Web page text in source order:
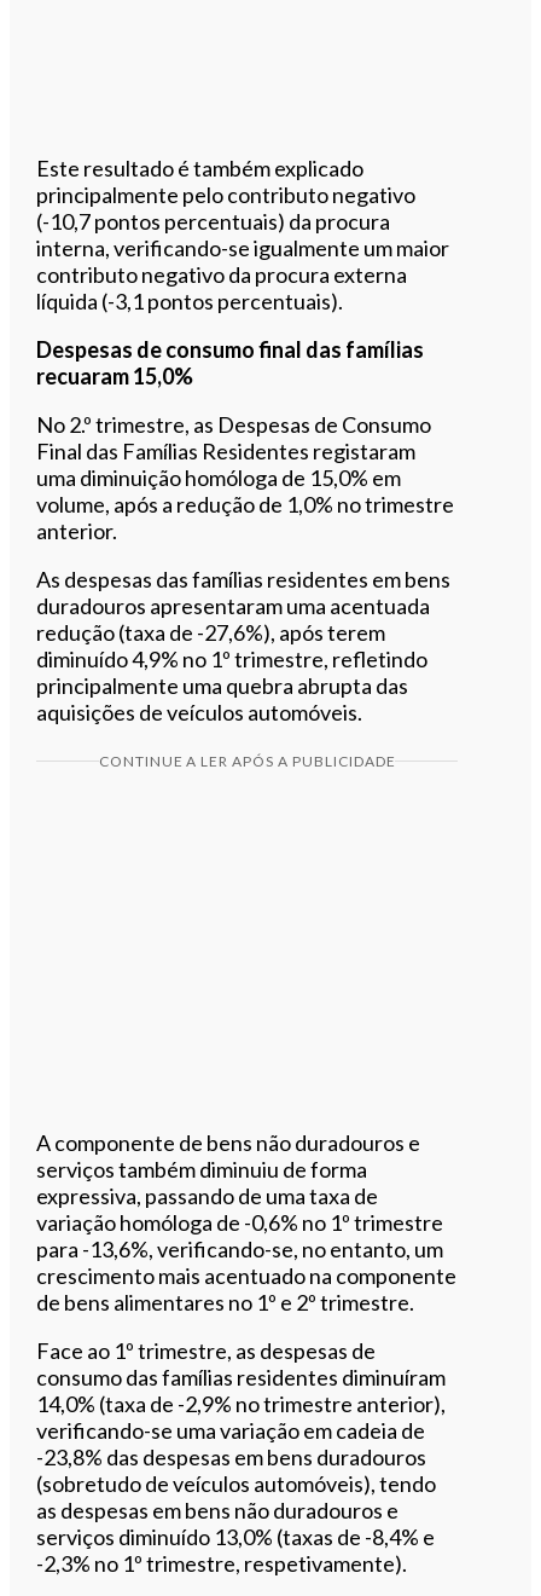
Este resultado é também explicado
principalmente pelo contributo negativo
(-10,7 pontos percentuais) da procura
interna, verificando-se igualmente um maior
contributo negativo da procura externa
líquida (-3,1 pontos percentuais).
Despesas de consumo final das famílias
recuaram 15,0%
No 2.º trimestre, as Despesas de Consumo
Final das Famílias Residentes registaram
uma diminuição homóloga de 15,0% em
volume, após a redução de 1,0% no trimestre
anterior.
As despesas das famílias residentes em bens
duradouros apresentaram uma acentuada
redução (taxa de -27,6%), após terem
diminuído 4,9% no 1º trimestre, refletindo
principalmente uma quebra abrupta das
aquisições de veículos automóveis.
CONTINUE A LER APÓS A PUBLICIDADE
A componente de bens não duradouros e
serviços também diminuiu de forma
expressiva, passando de uma taxa de
variação homóloga de -0,6% no 1º trimestre
para -13,6%, verificando-se, no entanto, um
crescimento mais acentuado na componente
de bens alimentares no 1º e 2º trimestre.
Face ao 1º trimestre, as despesas de
consumo das famílias residentes diminuíram
14,0% (taxa de -2,9% no trimestre anterior),
verificando-se uma variação em cadeia de
-23,8% das despesas em bens duradouros
(sobretudo de veículos automóveis), tendo
as despesas em bens não duradouros e
serviços diminuído 13,0% (taxas de -8,4% e
-2,3% no 1º trimestre, respetivamente).